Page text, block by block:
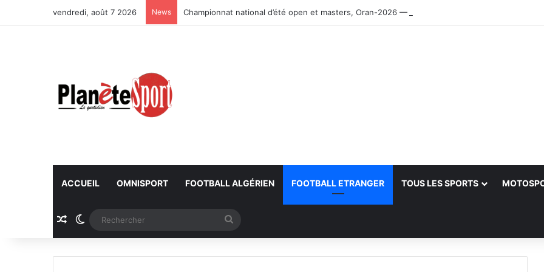
vendredi, août 7 2026 News Championnat national d’été open et masters, Oran-2026 — Le CRB s’adjuge le titre
ACCUEIL OMNISPORT FOOTBALL ALGÉRIEN FOOTBALL ETRANGER TOUS LES SPORTS
Article Aléatoire
Switch skin